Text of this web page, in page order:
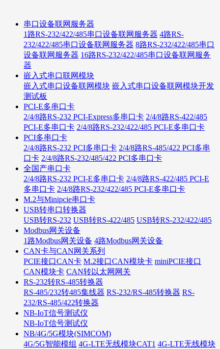
串口设备联网服务器
1路RS-232/422/485串口设备联网服务器 4路RS-
232/422/485串口设备联网服务器 8路RS-232/422/485串口
设备联网服务器 16路RS-232/422/485串口设备联网服务
器
嵌入式串口联网模块
嵌入式串口设备联网模块 嵌入式串口设备联网模块开发
测试板
PCI-E多串口卡
2/4/8路RS-232 PCI-Express多串口卡 2/4/8路RS-422/485
PCI-E多串口卡 2/4/8路RS-232/422/485 PCI-E多串口卡
PCI多串口卡
2/4/8路RS-232 PCI多串口卡 2/4/8路RS-485/422 PCI多串
口卡 2/4/8路RS-232/485/422 PCI多串口卡
全国产串口卡
2/4/8路RS-232 PCI-E多串口卡 2/4/8路RS-422/485 PCI-E
多串口卡 2/4/8路RS-232/422/485 PCI-E多串口卡
M.2与Minipcie串口卡
USB转串口转换器
USB转RS-232 USB转RS-422/485 USB转RS-232/422/485
Modbus网关设备
1路Modbus网关设备 4路Modbus网关设备
CAN卡与CAN网关系列
PCIE接口CAN卡 M.2接口CAN模块卡 miniPCIE接口
CAN模块卡 CAN转以太网网关
RS-232转RS-485转换器
RS-485/232转485集线器 RS-232/RS-485转换器 RS-
232/RS-485/422转换器
NB-IoT信号测试仪
NB-IoT信号测试仪
NB/4G/5G模块(SIMCOM)
4G/5G智能模组 4G-LTE无线模块CAT1 4G-LTE无线模块